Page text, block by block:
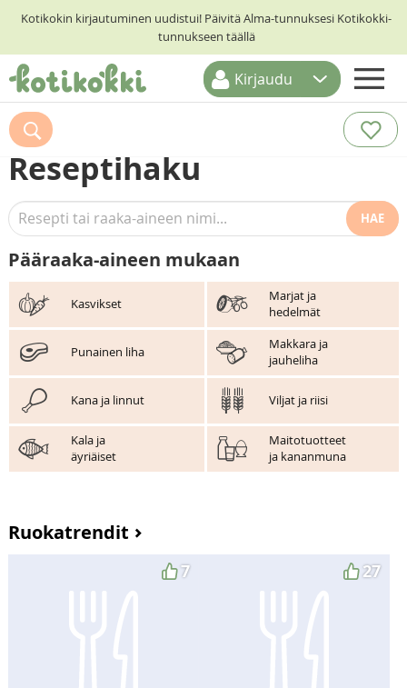
Kotikokin kirjautuminen uudistui! Päivitä Alma-tunnuksesi Kotikokki-
tunnukseen täällä
ETUSIVU
RESEPTIHAKU
RUOKATEEMAT
KESKUSTELUT
KOTIKOKIT
Kirjaudu
Reseptihaku
HAE
Pääraaka-aineen mukaan
Kasvikset
Marjat ja
hedelmät
Punainen liha
Makkara ja
jauheliha
Kana ja linnut Viljat ja riisi
Kala ja
äyriäiset
Maitotuotteet
ja kananmuna
Ruokatrendit
7 27